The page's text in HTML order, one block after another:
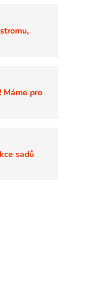
Máme pro
sadů